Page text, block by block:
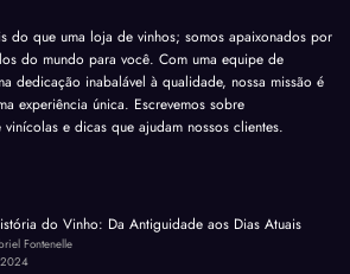
do que uma loja de vinhos; somos apaixonados por
do mundo para você. Com uma equipe de
dedicação inabalável à qualidade, nossa missão é
experiência única. Escrevemos sobre
e dicas que ajudam nossos clientes.
do Vinho: Da Antiguidade aos Dias Atuais
Fontenelle